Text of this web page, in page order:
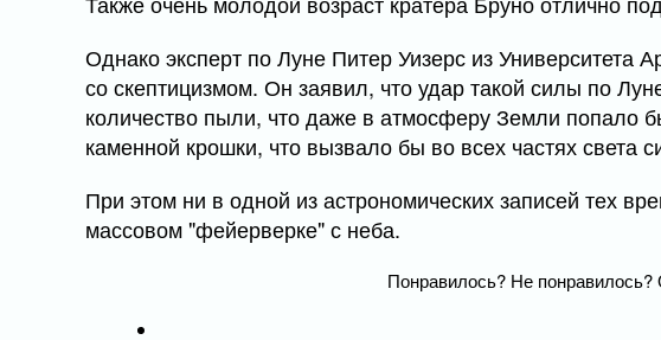
Однако эксперт по Луне Питер Уизерс из Университета
со скептицизмом. Он заявил, что удар такой силы по
количество пыли, что даже в атмосферу Земли попало
каменной крошки, что вызвало бы во всех частях света
При этом ни в одной из астрономических записей тех
массовом "фейерверке" с неба.
Понравилось? Не понравилось?